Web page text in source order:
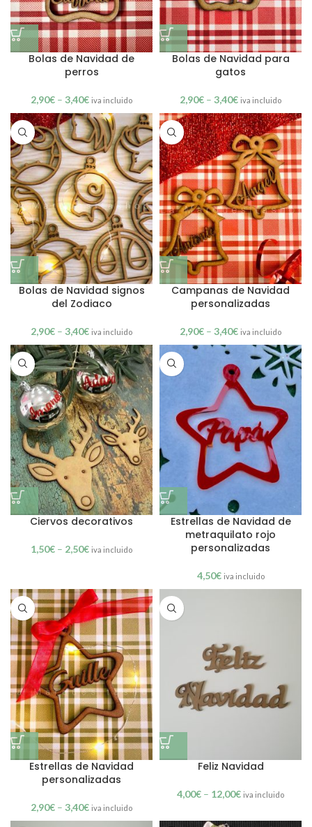
Bolas de Navidad de
perros
2,90€ – 3,40€ iva incluido
Bolas de Navidad para
gatos
2,90€ – 3,40€ iva incluido
Bolas de Navidad signos
del Zodiaco
2,90€ – 3,40€ iva incluido
Campanas de Navidad
personalizadas
2,90€ – 3,40€ iva incluido
Ciervos decorativos
1,50€ – 2,50€ iva incluido
Estrellas de Navidad de
metraquilato rojo
personalizadas
4,50€ iva incluido
Estrellas de Navidad
personalizadas
2,90€ – 3,40€ iva incluido
Feliz Navidad
4,00€ – 12,00€ iva incluido